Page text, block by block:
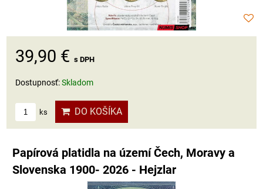
39,90 € s DPH
Dostupnosť:Skladom
ks DO KOŠÍKA
Papírová platidla na území Čech, Moravy a
Slovenska 1900- 2026 - Hejzlar